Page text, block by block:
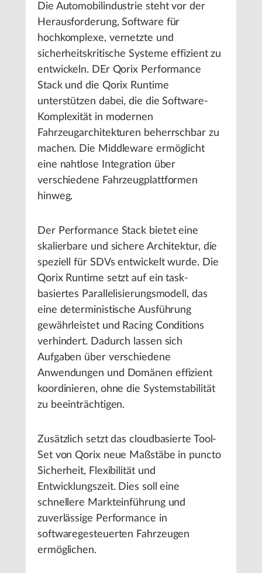
Die Automobilindustrie steht vor der
Herausforderung, Software für
hochkomplexe, vernetzte und
sicherheitskritische Systeme effizient zu
entwickeln. DEr Qorix Performance
Stack und die Qorix Runtime
unterstützen dabei, die die Software-
Komplexität in modernen
Fahrzeugarchitekturen beherrschbar zu
machen. Die Middleware ermöglicht
eine nahtlose Integration über
verschiedene Fahrzeugplattformen
hinweg.
Der Performance Stack bietet eine
skalierbare und sichere Architektur, die
speziell für SDVs entwickelt wurde. Die
Qorix Runtime setzt auf ein task-
basiertes Parallelisierungsmodell, das
eine deterministische Ausführung
gewährleistet und Racing Conditions
verhindert. Dadurch lassen sich
Aufgaben über verschiedene
Anwendungen und Domänen effizient
koordinieren, ohne die Systemstabilität
zu beeinträchtigen.
Zusätzlich setzt das cloudbasierte Tool-
Set von Qorix neue Maßstäbe in puncto
Sicherheit, Flexibilität und
Entwicklungszeit. Dies soll eine
schnellere Markteinführung und
zuverlässige Performance in
softwaregesteuerten Fahrzeugen
ermöglichen.